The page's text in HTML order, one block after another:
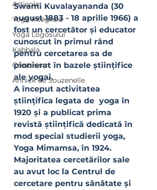
Articole
Yoga Integrala
Yoga Logosului
Kabbala
Crestinism
Annick de Souzenelle
Swami Kuvalayananda (30
august 1883 - 18 aprilie 1966) a
fost un cercetător și educator
cunoscut în primul rând
pentru cercetarea sa de
pionierat în bazele științifice
ale yogai.
A început activitatea
științifica legata de  yoga în
1920 și a publicat prima
revistă științifică dedicată în
mod special studierii yoga,
Yoga Mimamsa, în 1924.
Majoritatea cercetărilor sale
au avut loc la Centrul de
cercetare pentru sănătate și